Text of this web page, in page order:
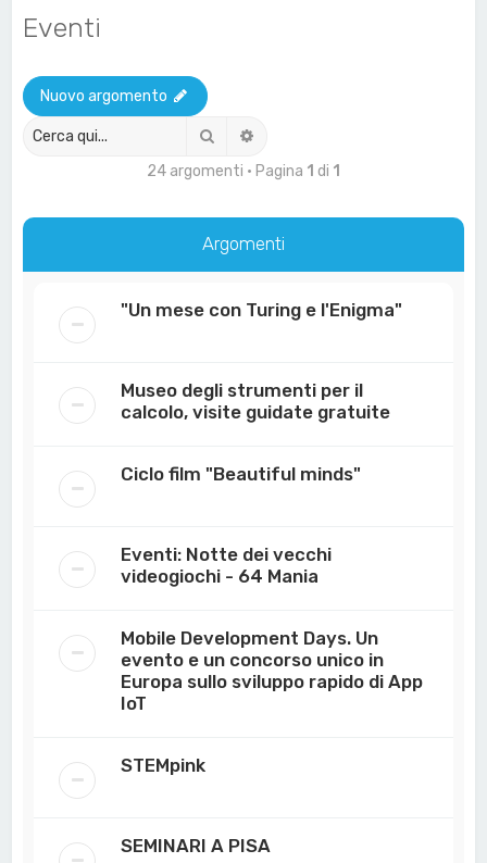
Eventi
Nuovo argomento
Cerca
24 argomenti • Pagina 1 di 1
Argomenti
"Un mese con Turing e l'Enigma"
Museo degli strumenti per il
calcolo, visite guidate gratuite
Ciclo film "Beautiful minds"
Eventi: Notte dei vecchi
videogiochi - 64 Mania
Mobile Development Days. Un
evento e un concorso unico in
Europa sullo sviluppo rapido di App
IoT
STEMpink
SEMINARI A PISA